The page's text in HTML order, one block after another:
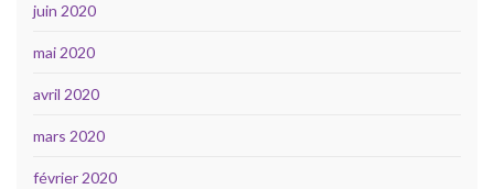
juin 2020
mai 2020
avril 2020
mars 2020
février 2020